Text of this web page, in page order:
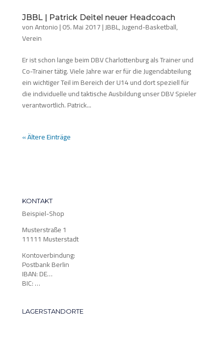
JBBL | Patrick Deitel neuer Headcoach
vonAntonio|05. Mai 2017|JBBL,Jugend-Basketball,
Verein
Er ist schon lange beim DBV Charlottenburg als Trainer und
Co-Trainer tätig. Viele Jahre war er für die Jugendabteilung
ein wichtiger Teil im Bereich der U14 und dort speziell für
die individuelle und taktische Ausbildung unser DBV Spieler
verantwortlich. Patrick...
« Ältere Einträge
KONTAKT
Beispiel-Shop
Musterstraße 1
11111 Musterstadt
Kontoverbindung:
Postbank Berlin
IBAN: DE…
BIC: …
LAGERSTANDORTE